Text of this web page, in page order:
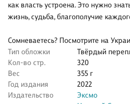
как власть устроена. Это нужно
жизнь, судьба, благополучие
Сомневаетесь? Посмотрите на
Тип обложки
Твёрдый
Кол-во стр.
320
Вес
355 г
Год издания
2022
Издательство
Эксмо